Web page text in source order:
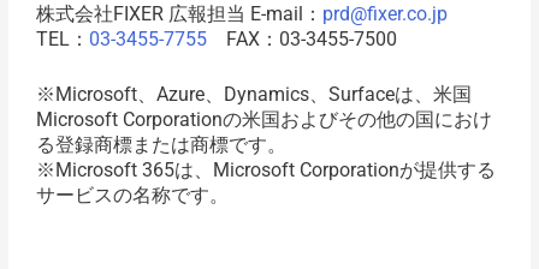
株式会社FIXER 広報担当 E-mail： prd@fixer.co.jp
TEL： 03-3455-7755FAX：03-3455-7500
※Microsoft、Azure、Dynamics、Surfaceは、米国
Microsoft Corporationの米国およびその他の国におけ
る登録商標または商標です。
※Microsoft 365は、Microsoft Corporationが提供する
サービスの名称です。